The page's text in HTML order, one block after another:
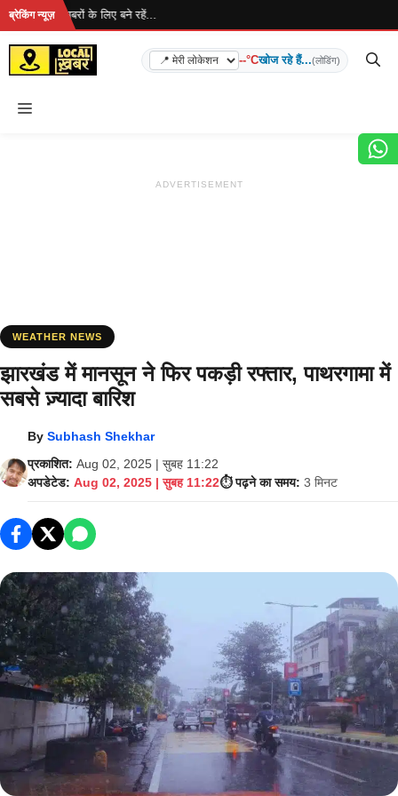
Skip
content
ब्रेकिंग न्यूज़
है... ताज़ा खबरों के लिए बने रहें...
--°Cखोज रहे हैं...(लोडिंग)
Menu
ADVERTISEMENT
WEATHER NEWS
झारखंड में मानसून ने फिर पकड़ी रफ्तार, पाथरगामा में
सबसे ज़्यादा बारिश
BySubhash Shekhar
प्रकाशित: Aug 02, 2025 | सुबह 11:22
अपडेटेड: Aug 02, 2025 | सुबह 11:22⏱️ पढ़ने का समय: 3 मिनट